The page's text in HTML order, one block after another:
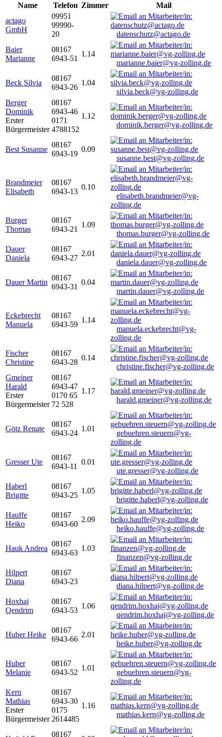
Name
Telefon Zimmer
Mail
actago
GmbH
09951
99990-
20
datenschutz@actago.de
Baier
Marianne
08167
6943-51
1.14
marianne.baier@vg-zolling.de
Beck Silvia
08167
6943-26
1.04
silvia.beck@vg-zolling.de
Berger
Dominik
Erster
Bürgermeister
08167
6943-46
0171
4788152
1.12
dominik.berger@vg-zolling.de
Best Susanne
08167
6943-19
0.09
susanne.best@vg-zolling.de
Brandmeier
Elisabeth
08167
6943-13
0.10
elisabeth.brandmeier@vg-
zolling.de
Burger
Thomas
08167
6943-21
1.09
thomas.burger@vg-zolling.de
Dauer
Daniela
08167
6943-27
2.01
daniela.dauer@vg-zolling.de
Dauer Martin
08167
6943-31
0.04
martin.dauer@vg-zolling.de
Eckebrecht
Manuela
08167
6943-59
1.14
manuela.eckebrecht@vg-
zolling.de
Fischer
Christine
08167
6943-28
0.14
christine.fischer@vg-zolling.de
Gmeiner
Harald
Erster
Bürgermeister
08167
6943-47
0170 65
72 528
1.17
harald.gmeiner@vg-zolling.de
Götz Renate
08167
6943-24
1.01
gebuehren.steuern@vg-
zolling.de
Gresser Ute
08167
6943-11
0.01
ute.gresser@vg-zolling.de
Haberl
Brigitte
08167
6943-25
1.05
brigitte.haberl@vg-zolling.de
Hauffe
Heiko
08167
6943-60
2.09
heiko.hauffe@vg-zolling.de
Hauk Andrea
08167
6943-63
1.03
finanzen@vg-zolling.de
Hilpert
Diana
08167
6943-23
diana.hilpert@vg-zolling.de
Hoxhaj
Qendrim
08167
6943-53
1.06
qendrim.hoxhaj@vg-zolling.de
Huber Heike
08167
6943-66
2.01
heike.huber@vg-zolling.de
Huber
Melanie
08167
6943-52
1.01
gebuehren.steuern@vg-
zolling.de
Kern
Mathias
Erster
Bürgermeister
08167
6943-30
0175
2614485
1.16
mathias.kern@vg-zolling.de
08167